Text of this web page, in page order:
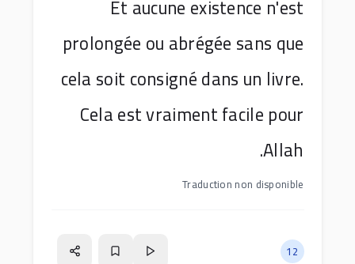
Et aucune existence n'est
prolongée ou abrégée sans que
cela soit consigné dans un livre.
Cela est vraiment facile pour
Allah.
Traduction non disponible
12